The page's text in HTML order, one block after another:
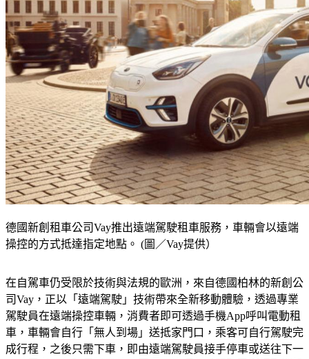
德國新創租車公司Vay推出遠端駕駛租車服務，車輛會以遠端
操控的方式抵達指定地點。 (圖／Vay提供）
在自駕車仍受限於技術與法規的歐洲，來自德國柏林的新創公
司Vay，正以「遠端駕駛」技術帶來全新移動體驗，透過專業
駕駛員在遠端操控車輛，消費者即可透過手機App呼叫電動租
車，車輛會自行「無人到場」送抵家門口，乘客可自行駕駛完
成行程，之後只需下車，即由遠端駕駛員接手停車或送往下一